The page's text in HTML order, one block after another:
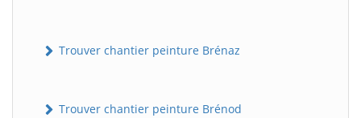
Trouver chantier peinture Brénaz
Trouver chantier peinture Brénod